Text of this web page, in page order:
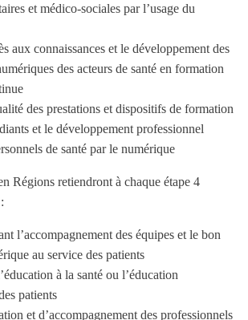
et médico-sociales par l’usage du
aux connaissances et le développement des
des acteurs de santé en formation
des prestations et dispositifs de formation
et le développement professionnel
de santé par le numérique
Régions retiendront à chaque étape 4
l’accompagnement des équipes et le bon
au service des patients
à la santé ou l’éducation
patients
et d’accompagnement des professionnels